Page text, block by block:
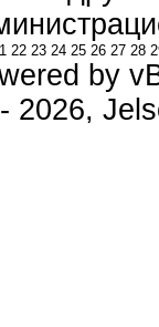
22 23 24 25 26 27 28
by
2026,